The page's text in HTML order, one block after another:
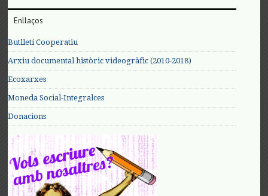
Enllaços
Butlletí Cooperatiu
Arxiu documental històric videogràfic (2010-2018)
Ecoxarxes
Moneda Social-Integralces
Donacions